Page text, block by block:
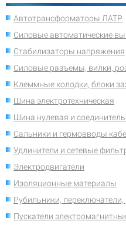
Автотрансформаторы ЛАТР
Силовые автоматические
Стабилизаторы напряжения
Силовые разъемы, вилки,
Клеммные колодки, блоки
Шина электротехническая
Шина нулевая и
Сальники и гермовводы
Удлинители и сетевые
Электродвигатели
Изоляционные материалы
Рубильники,
Пускатели